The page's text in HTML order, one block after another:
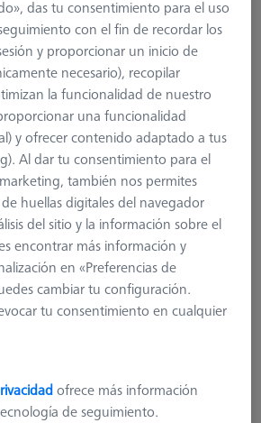
das tu consentimiento para el uso
con el fin de recordar los
y proporcionar un inicio de
necesario), recopilar
la funcionalidad de nuestro
una funcionalidad
y ofrecer contenido adaptado a tus
Al dar tu consentimiento para el
también nos permites
huellas digitales del navegador
del sitio y la información sobre el
encontrar más información y
en «Preferencias de
cambiar tu configuración.
tu consentimiento en cualquier
ofrece más información
de seguimiento.